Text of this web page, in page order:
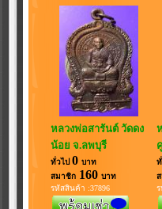
หลวงพ่อสารันต์ วัดดง
น้อย จ.ลพบุรี
ทั่วไป 0 บาท
สมาชิก 160 บาท
รหัสสินค้า :37896